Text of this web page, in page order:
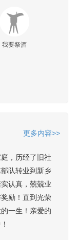
我要祭酒
更多内容>>
，历经了旧社
队转业到新乡
认真，兢兢业
励！直到光荣
一生！亲爱的